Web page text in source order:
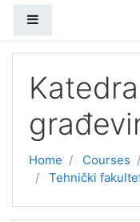
Katedra
Home Courses
Tehnički